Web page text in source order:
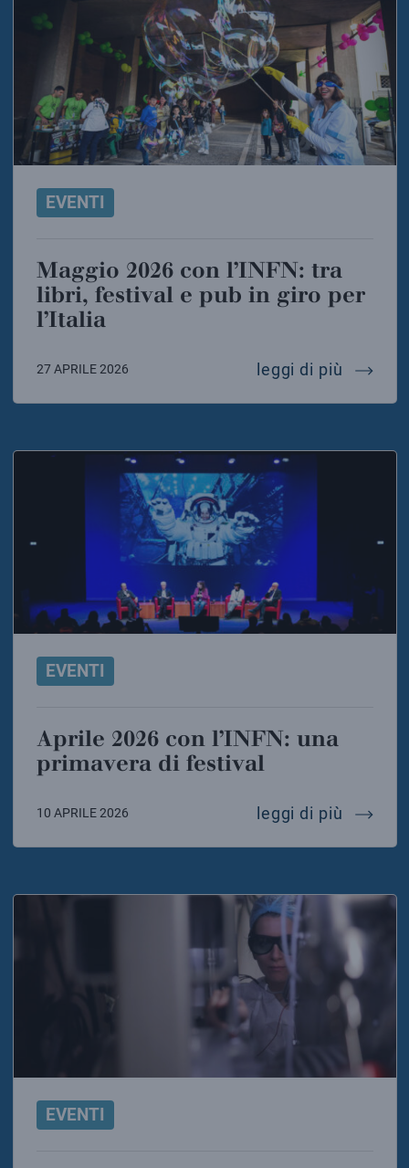
EVENTI
Maggio 2026 con l’INFN: tra
libri, festival e pub in giro per
l’Italia
27 APRILE 2026 leggi di più
EVENTI
Aprile 2026 con l’INFN: una
primavera di festival
10 APRILE 2026 leggi di più aprile
EVENTI